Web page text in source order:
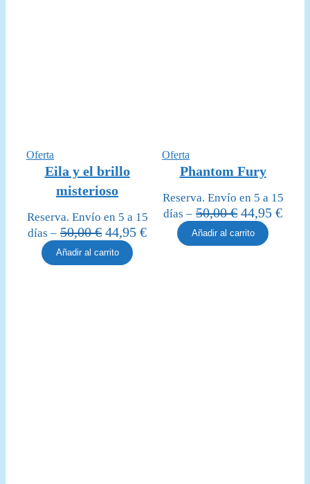
Oferta
en
oferta
Eila y el brillo
misterioso
Reserva. Envío en 5 a 15
días – 50,00€ El
precio
original
44,95 €El
precio
Añadir al carrito
Oferta
en
oferta
Phantom Fury
Reserva. Envío en 5 a 15
días – 50,00€ El
precio
original
44,95 €El
Añadir al carrito